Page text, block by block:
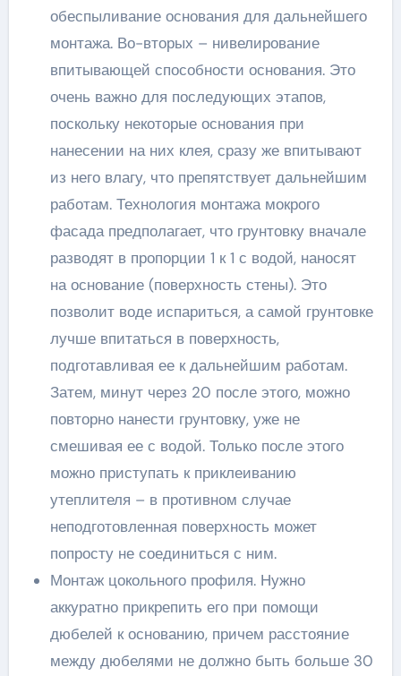
обеспыливание основания для дальнейшего
монтажа. Во-вторых – нивелирование
впитывающей способности основания. Это
очень важно для последующих этапов,
поскольку некоторые основания при
нанесении на них клея, сразу же впитывают
из него влагу, что препятствует дальнейшим
работам. Технология монтажа мокрого
фасада предполагает, что грунтовку вначале
разводят в пропорции 1 к 1 с водой, наносят
на основание (поверхность стены). Это
позволит воде испариться, а самой грунтовке
лучше впитаться в поверхность,
подготавливая ее к дальнейшим работам.
Затем, минут через 20 после этого, можно
повторно нанести грунтовку, уже не
смешивая ее с водой. Только после этого
можно приступать к приклеиванию
утеплителя – в противном случае
неподготовленная поверхность может
попросту не соединиться с ним.
Монтаж цокольного профиля. Нужно
аккуратно прикрепить его при помощи
дюбелей к основанию, причем расстояние
между дюбелями не должно быть больше 30